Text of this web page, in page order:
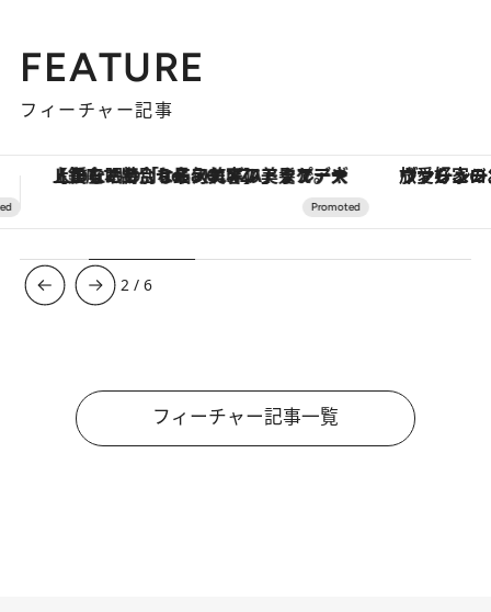
FEATURE
フィーチャー記事
ヴァシュロン・コンスタンタン「オーヴァーシーズ・オートマティック」。旅愛好家のお気に入りコレクションから、ジェンダーレスな新作が登場 【夏限定ディナーコース】旬を
3 /6
フィーチャー記事一覧